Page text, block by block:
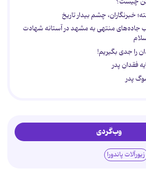
خبرنگاران، چشم بیدار تاریخ
جاده‌های منتهی به مشهد در آستانه شهادت
را جدی بگیریم!
فقدان پدر
پدر
وب‌گردی
زیورآلات پاندورا